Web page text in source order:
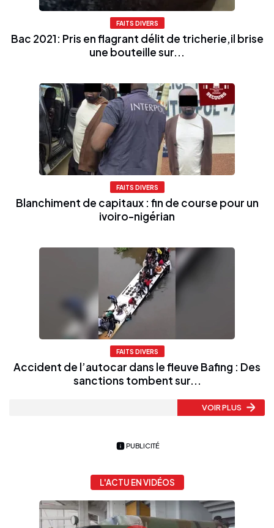
FAITS DIVERS
Bac 2021: Pris en flagrant délit de tricherie,il brise
une bouteille sur...
FAITS DIVERS
Blanchiment de capitaux : fin de course pour un
ivoiro-nigérian
FAITS DIVERS
Accident de l’autocar dans le fleuve Bafing : Des
sanctions tombent sur...
VOIR PLUS
PUBLICITÉ
L'ACTU EN VIDÉOS